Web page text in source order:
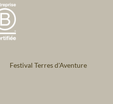
Festival Terres d'Aventure